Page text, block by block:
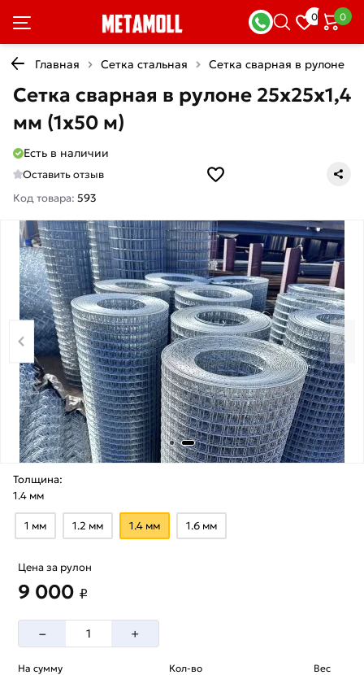
0 0
Главная Сетка стальная Сетка сварная в рулоне
Сетка сварная в рулоне 25х25х1,4
мм (1х50 м)
Есть в наличии
Оставить отзыв
Код товара: 593
Толщина:
1.4 мм
1 мм 1.2 мм 1.4 мм 1.6 мм
Цена за рулон
9 000 ₽
– +
На сумму
Кол-во
Вес